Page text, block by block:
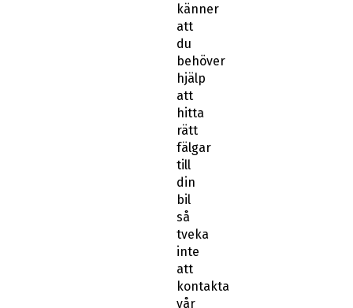
känner
att
du
behöver
hjälp
att
hitta
rätt
fälgar
till
din
bil
så
tveka
inte
att
kontakta
vår